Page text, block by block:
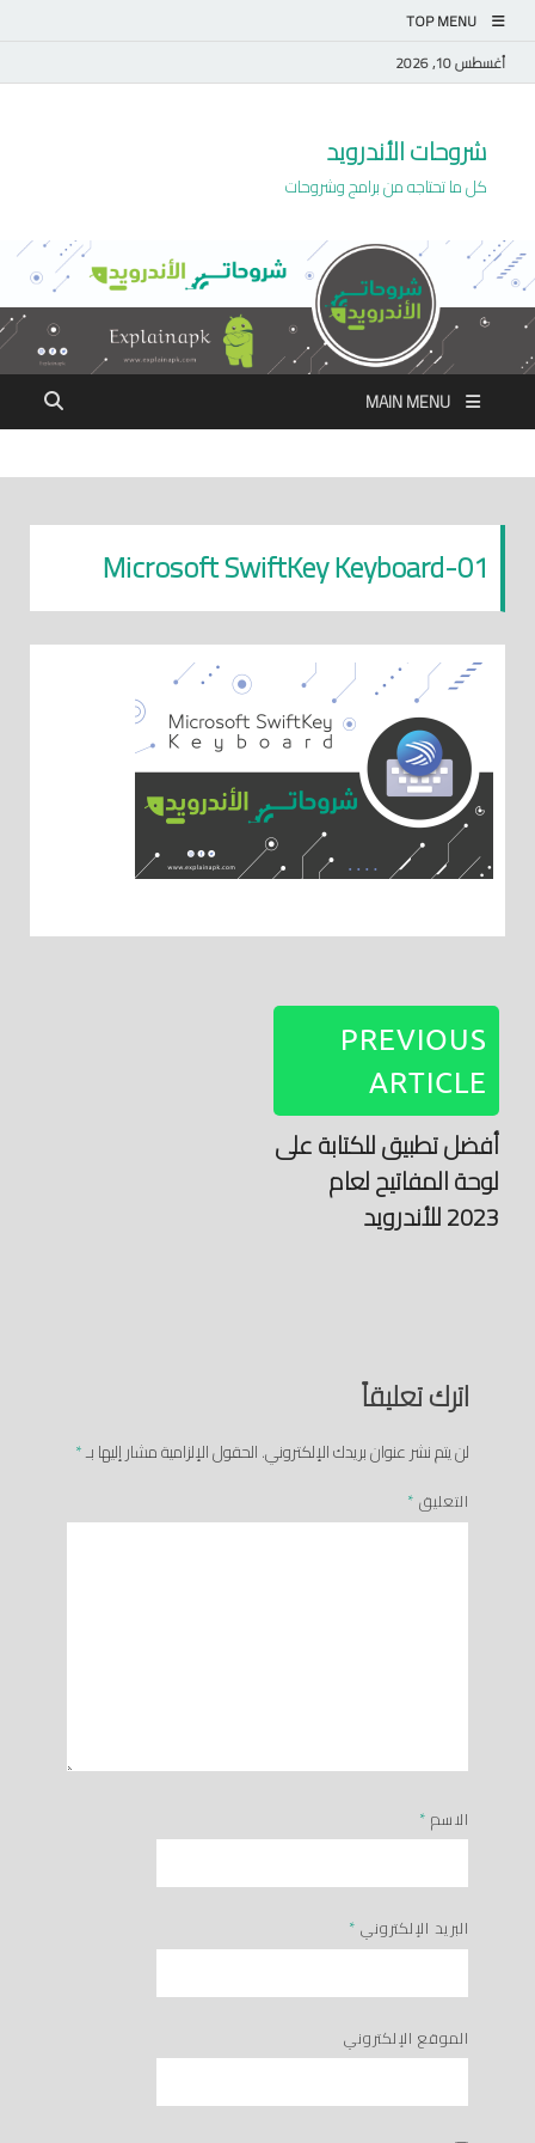
TOP MENU
أغسطس 10, 2026
شروحات الأندرويد
كل ما تحتاجه من برامج وشروحات
MAIN MENU
Microsoft SwiftKey Keyboard-01
PREVIOUS
ARTICLE
أفضل تطبيق للكتابة على
لوحة المفاتيح لعام
2023 للأندرويد
اترك تعليقاً
لن يتم نشر عنوان بريدك الإلكتروني.الحقول الإلزامية مشار إليها بـ*
التعليق *
الاسم *
البريد الإلكتروني *
الموقع الإلكتروني